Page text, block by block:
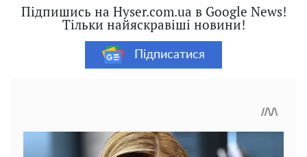
Підпишись на Hyser.com.ua в Google News!
Тільки найяскравіші новини!
Підписатися